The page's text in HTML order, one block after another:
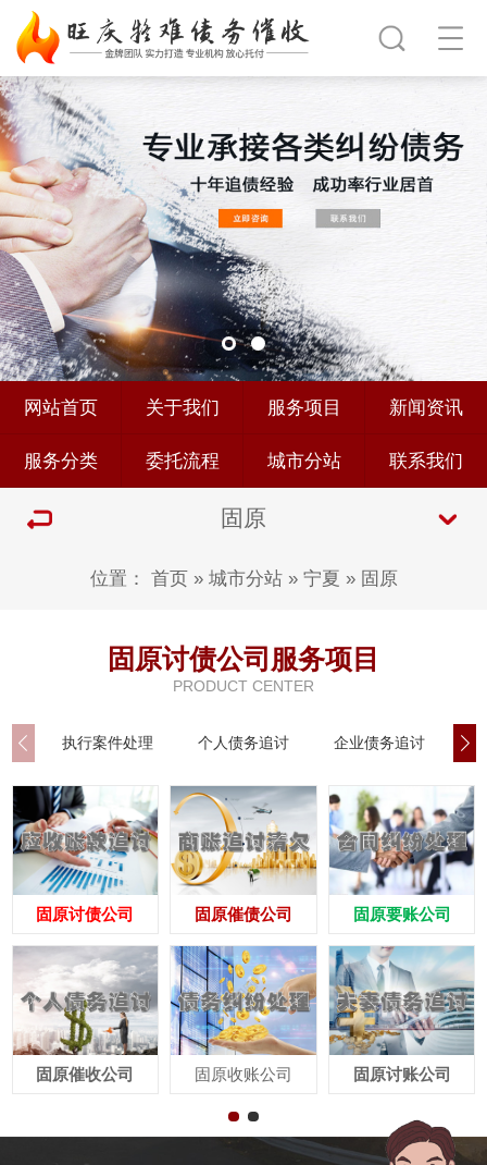
网站首页 关于我们 服务项目 新闻资讯
服务分类 委托流程 城市分站 联系我们
固原
位置： 首页» 城市分站» 宁夏 » 固原
固原讨债公司服务项目
PRODUCT CENTER
执行案件处理 个人债务追讨 企业债务追讨
固原讨债公司
固原催收公司
固原催债公司
固原收账公司
固原要账公司
固原讨账公司